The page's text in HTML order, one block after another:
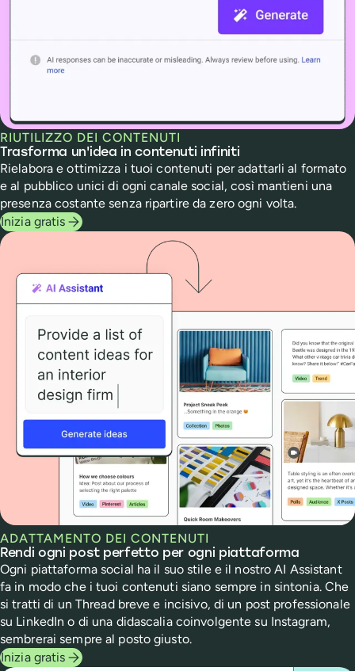
RIUTILIZZO DEI CONTENUTI
Trasforma un'idea in contenuti infiniti
Rielabora e ottimizza i tuoi contenuti per adattarli al formato
e al pubblico unici di ogni canale social, così mantieni una
presenza costante senza ripartire da zero ogni volta.
Inizia gratis
ADATTAMENTO DEI CONTENUTI
Rendi ogni post perfetto per ogni piattaforma
Ogni piattaforma social ha il suo stile e il nostro AI Assistant
fa in modo che i tuoi contenuti siano sempre in sintonia. Che
si tratti di un Thread breve e incisivo, di un post professionale
su LinkedIn o di una didascalia coinvolgente su Instagram,
sembrerai sempre al posto giusto.
Inizia gratis